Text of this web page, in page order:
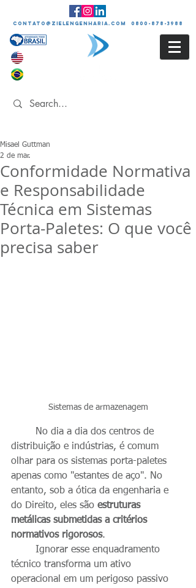
contato@zielengenharia.com 0800-878-3988
Conformidade Normativa
e Responsabilidade
Técnica em Sistemas
Porta-Paletes: O que você
precisa saber
Misael Guttman
2 de mar.
Sistemas de armazenagem
distribuição e indústrias, é comum
olhar para os sistemas porta-paletes
apenas como "estantes de aço". No
entanto, sob a ótica da engenharia e
do Direito, eles são estruturas
metálicas submetidas a critérios
normativos rigorosos.
técnico transforma um ativo
operacional em um perigoso passivo